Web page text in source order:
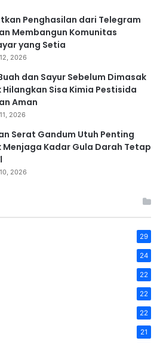
Penghasilan dari Telegram
Membangun Komunitas
yang Setia
2026
dan Sayur Sebelum Dimasak
Hilangkan Sisa Kimia Pestisida
Aman
2026
Serat Gandum Utuh Penting
Menjaga Kadar Gula Darah Tetap
2026
29
24
22
22
22
21